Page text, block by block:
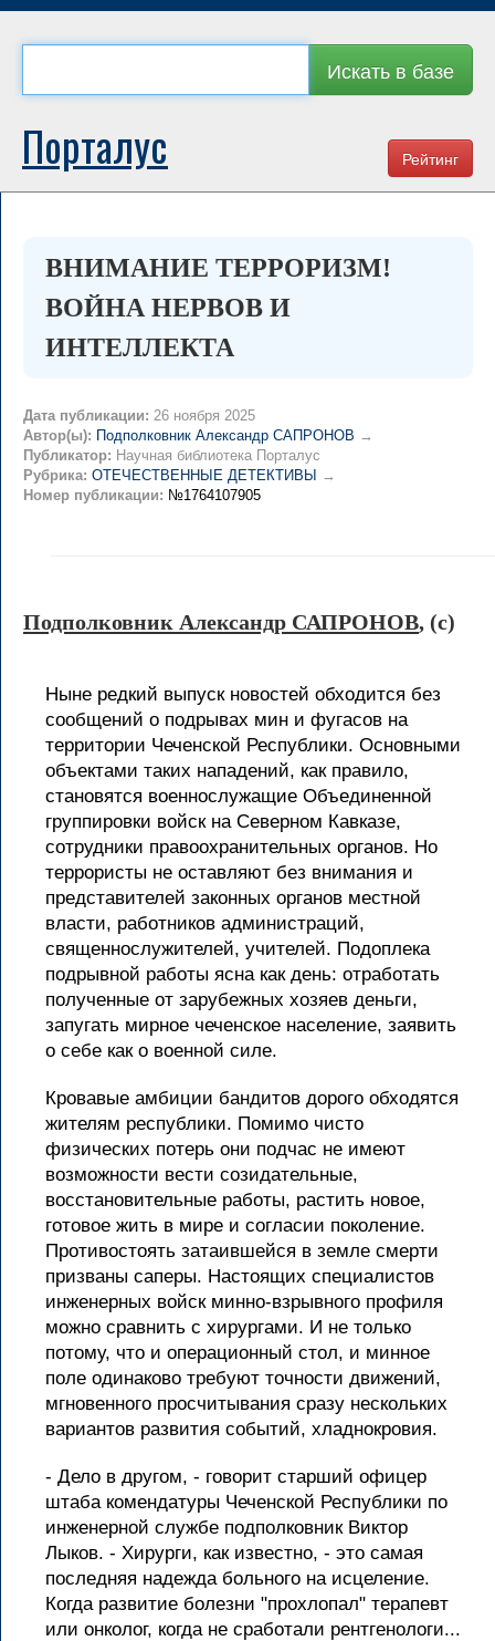
Искать в базе
Рейтинг
Порталус
ВНИМАНИЕ ТЕРРОРИЗМ!
ВОЙНА НЕРВОВ И
ИНТЕЛЛЕКТА
Дата публикации: 26 ноября 2025
Автор(ы): Подполковник Александр САПРОНОВ →
Публикатор: Научная библиотека Порталус
Рубрика: ОТЕЧЕСТВЕННЫЕ ДЕТЕКТИВЫ
→
Номер публикации: №1764107905
Подполковник Александр САПРОНОВ, (c)
Ныне редкий выпуск новостей обходится без
сообщений о подрывах мин и фугасов на
территории Чеченской Республики. Основными
объектами таких нападений, как правило,
становятся военнослужащие Объединенной
группировки войск на Северном Кавказе,
сотрудники правоохранительных органов. Но
террористы не оставляют без внимания и
представителей законных органов местной
власти, работников администраций,
священнослужителей, учителей. Подоплека
подрывной работы ясна как день: отработать
полученные от зарубежных хозяев деньги,
запугать мирное чеченское население, заявить
о себе как о военной силе.
Кровавые амбиции бандитов дорого обходятся
жителям республики. Помимо чисто
физических потерь они подчас не имеют
возможности вести созидательные,
восстановительные работы, растить новое,
готовое жить в мире и согласии поколение.
Противостоять затаившейся в земле смерти
призваны саперы. Настоящих специалистов
инженерных войск минно-взрывного профиля
можно сравнить с хирургами. И не только
потому, что и операционный стол, и минное
поле одинаково требуют точности движений,
мгновенного просчитывания сразу нескольких
вариантов развития событий, хладнокровия.
- Дело в другом, - говорит старший офицер
штаба комендатуры Чеченской Республики по
инженерной службе подполковник Виктор
Лыков. - Хирурги, как известно, - это самая
последняя надежда больного на исцеление.
Когда развитие болезни "прохлопал" терапевт
или онколог, когда не сработали рентгенологи...